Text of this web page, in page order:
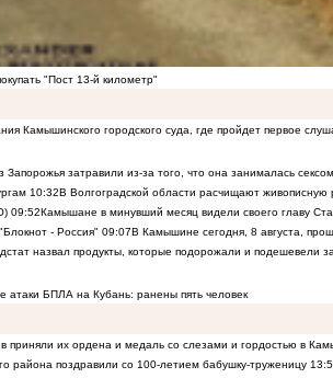
"Пост 13-й километр"
Камышинского городского суда, где пройдет первое
затравили из-за того, что она занималась
10:32В Волгоградской области расчищают
09:52Камышане в минувший месяц видели своего главу
- Россия" 09:07В Камышине сегодня, 8 августа,
назвал продукты, которые подорожали и подешевели
атаки БПЛА на Кубань: ранены пять человек
приняли их ордена и медаль со слезами и гордостью в
района поздравили со 100-летием бабушку-труженицу